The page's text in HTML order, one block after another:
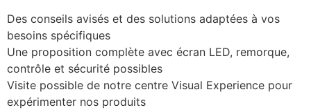
Des conseils avisés et des solutions adaptées à vos
besoins spécifiques
Une proposition complète avec écran LED, remorque,
contrôle et sécurité possibles
Visite possible de notre centre Visual Experience pour
expérimenter nos produits